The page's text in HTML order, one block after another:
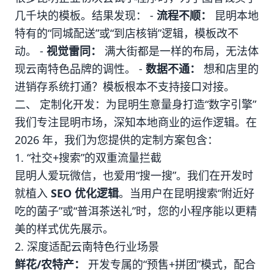
几千块的模板。结果发现： - 流程不顺：
昆明本地
特有的“同城配送”或“到店核销”逻辑，模板改不
动。 - 视觉雷同：
满大街都是一样的布局，无法体
现云南特色品牌的调性。 - 数据不通：
想和店里的
进销存系统打通？模板根本不支持接口对接。
二、 定制化开发：为昆明生意量身打造“数字引擎”
我们专注昆明市场，深知本地商业的运作逻辑。在
2026 年，我们为您提供的定制方案包含：
1. “社交+搜索”的双重流量拦截
昆明人爱玩微信，也爱用“搜一搜”。我们在开发时
就植入 SEO 优化逻辑。当用户在昆明搜索“附近好
吃的菌子”或“普洱茶送礼”时，您的小程序能以更精
美的样式优先展示。
2. 深度适配云南特色行业场景
鲜花/农特产：
开发专属的“预售+拼团”模式，配合